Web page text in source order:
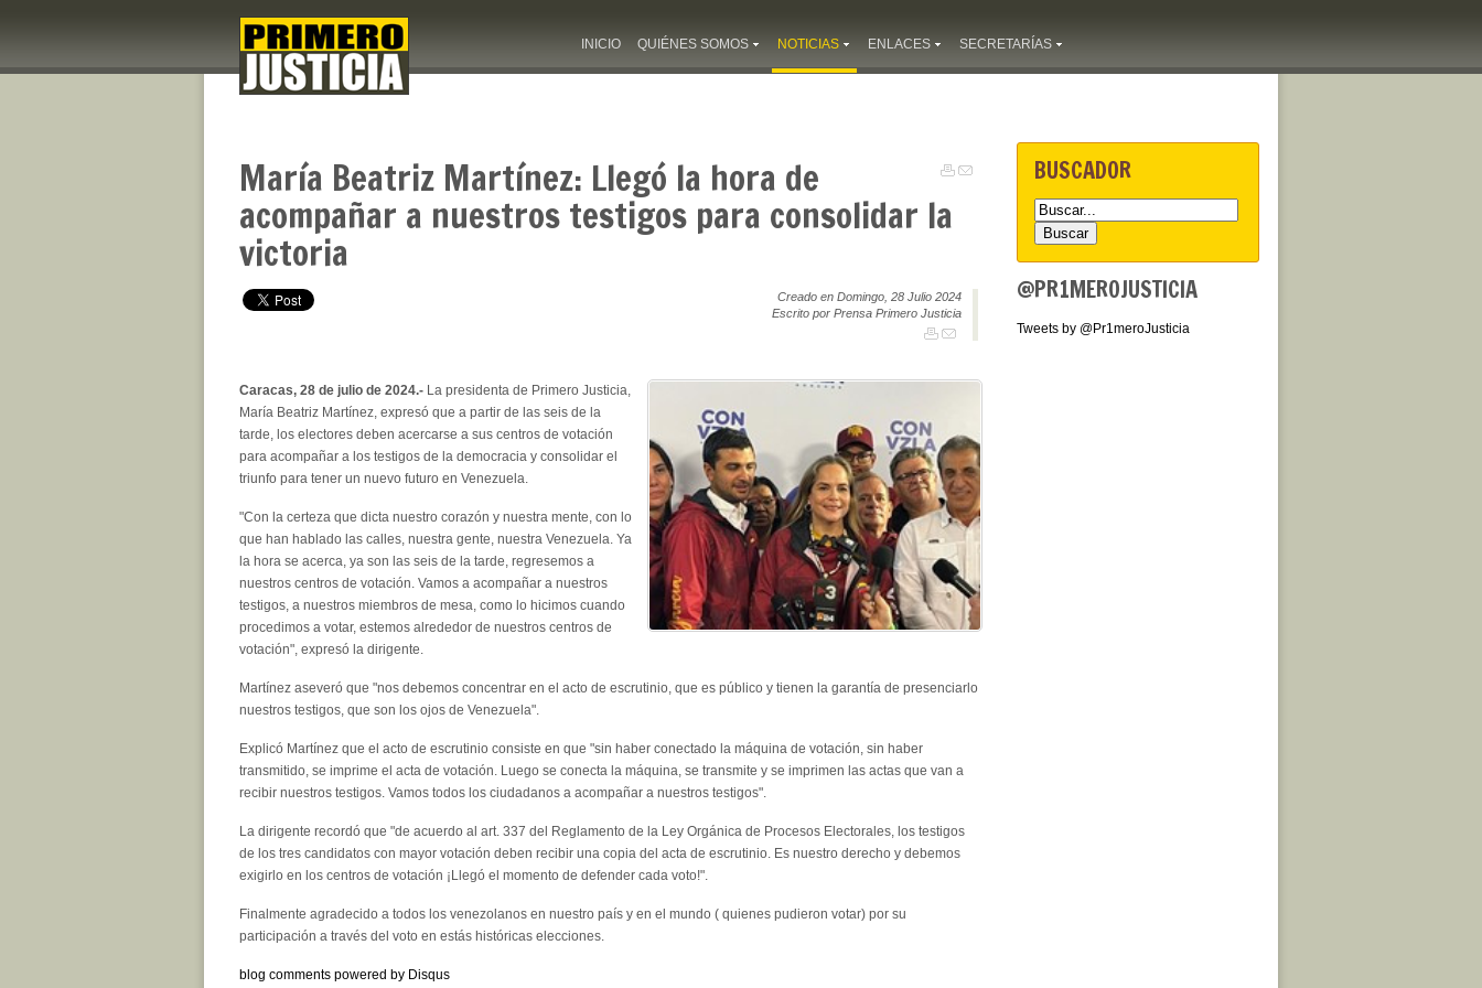
INICIO QUIÉNES SOMOS NOTICIAS ENLACES SECRETARÍAS
María Beatriz Martínez: Llegó la hora de
acompañar a nuestros testigos para consolidar la
victoria
Creado en Domingo, 28 Julio 2024
Escrito por Prensa Primero Justicia
Caracas, 28 de julio de 2024.- La presidenta de Primero Justicia,
María Beatriz Martínez, expresó que a partir de las seis de la
tarde, los electores deben acercarse a sus centros de votación
para acompañar a los testigos de la democracia y consolidar el
triunfo para tener un nuevo futuro en Venezuela.
"Con la certeza que dicta nuestro corazón y nuestra mente, con lo
que han hablado las calles, nuestra gente, nuestra Venezuela. Ya
la hora se acerca, ya son las seis de la tarde, regresemos a
nuestros centros de votación. Vamos a acompañar a nuestros
testigos, a nuestros miembros de mesa, como lo hicimos cuando
procedimos a votar, estemos alrededor de nuestros centros de
votación", expresó la dirigente.
Martínez aseveró que "nos debemos concentrar en el acto de escrutinio, que es público y tienen la garantía de presenciarlo
nuestros testigos, que son los ojos de Venezuela".
Explicó Martínez que el acto de escrutinio consiste en que "sin haber conectado la máquina de votación, sin haber
transmitido, se imprime el acta de votación. Luego se conecta la máquina, se transmite y se imprimen las actas que van a
recibir nuestros testigos. Vamos todos los ciudadanos a acompañar a nuestros testigos".
La dirigente recordó que "de acuerdo al art. 337 del Reglamento de la Ley Orgánica de Procesos Electorales, los testigos
de los tres candidatos con mayor votación deben recibir una copia del acta de escrutinio. Es nuestro derecho y debemos
exigirlo en los centros de votación ¡Llegó el momento de defender cada voto!".
Finalmente agradecido a todos los venezolanos en nuestro país y en el mundo ( quienes pudieron votar) por su
participación a través del voto en estás históricas elecciones.
blog comments powered by Disqus
BUSCADOR
@PR1MEROJUSTICIA
Tweets by @Pr1meroJusticia